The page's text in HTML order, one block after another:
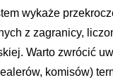
wykaże
z zagranicy,
Warto zwrócić
komisów)